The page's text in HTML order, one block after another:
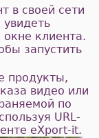
в своей сети
окне клиента.
запустить
продукты,
видео или
по
URL-
eXport-it.